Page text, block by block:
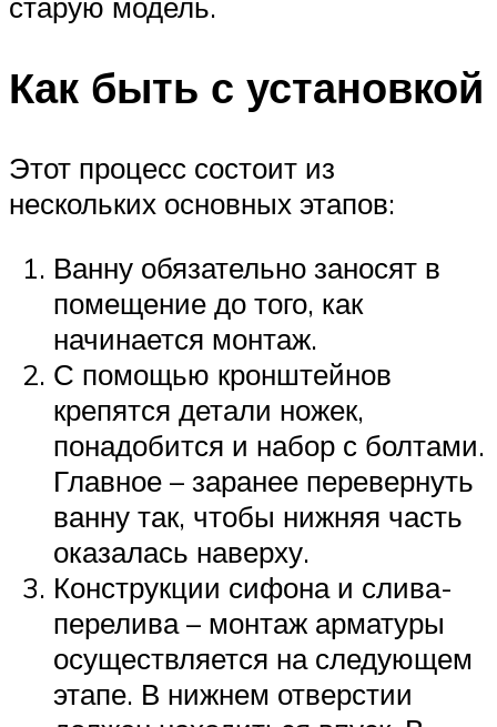
старую модель.
Как быть с установкой
Этот процесс состоит из
нескольких основных этапов:
Ванну обязательно заносят в
помещение до того, как
начинается монтаж.
С помощью кронштейнов
крепятся детали ножек,
понадобится и набор с болтами.
Главное – заранее перевернуть
ванну так, чтобы нижняя часть
оказалась наверху.
Конструкции сифона и слива-
перелива – монтаж арматуры
осуществляется на следующем
этапе. В нижнем отверстии